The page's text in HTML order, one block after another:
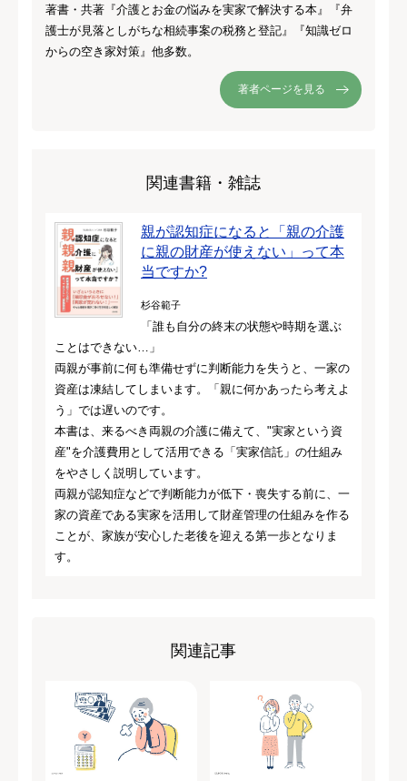
著書・共著『介護とお金の悩みを実家で解決する本』『弁
護士が見落としがちな相続事案の税務と登記』『知識ゼロ
からの空き家対策』他多数。
著者ページを見る
関連書籍・雑誌
親が認知症になると「親の介護
に親の財産が使えない」って本
当ですか?
杉谷範子
「誰も自分の終末の状態や時期を選ぶ
ことはできない…」
両親が事前に何も準備せずに判断能力を失うと、一家の
資産は凍結してしまいます。「親に何かあったら考えよ
う」では遅いのです。
本書は、来るべき両親の介護に備えて、"実家という資
産"を介護費用として活用できる「実家信託」の仕組み
をやさしく説明しています。
両親が認知症などで判断能力が低下・喪失する前に、一
家の資産である実家を活用して財産管理の仕組みを作る
ことが、家族が安心した老後を迎える第一歩となりま
す。
関連記事